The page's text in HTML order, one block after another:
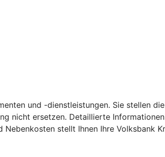
und -dienstleistungen. Sie stellen
nicht ersetzen. Detaillierte
stellt Ihnen Ihre Volksbank